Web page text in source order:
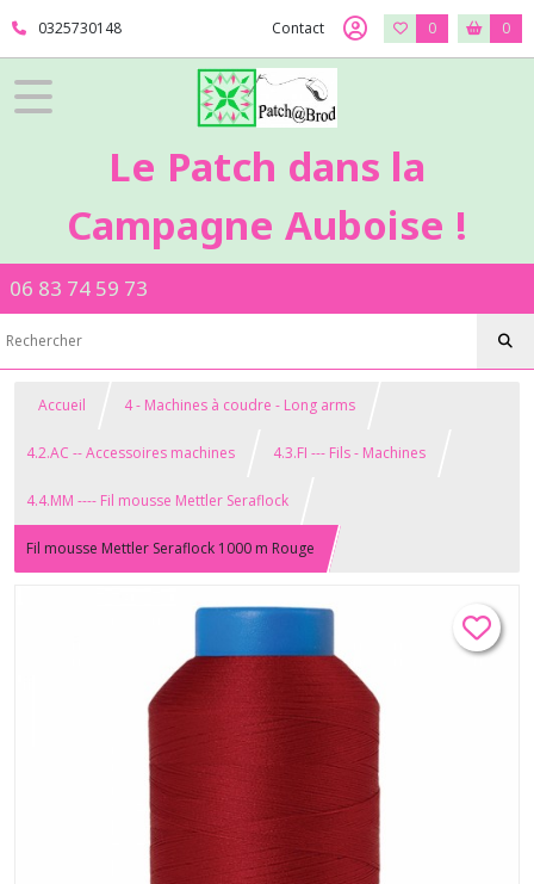
0325730148 Contact 0 0
Le Patch dans la
Campagne Auboise !
06 83 74 59 73
Accueil 4 - Machines à coudre - Long arms
4.2.AC -- Accessoires machines 4.3.FI --- Fils - Machines
4.4.MM ---- Fil mousse Mettler Seraflock
Fil mousse Mettler Seraflock 1000 m Rouge